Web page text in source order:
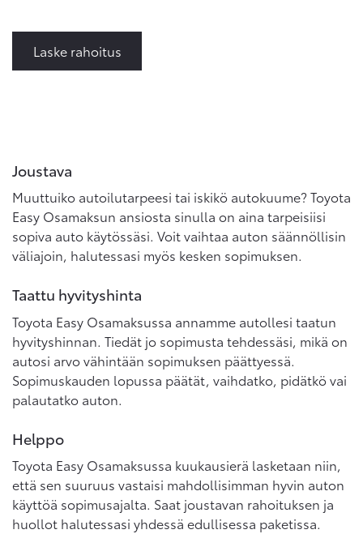
Laske rahoitus
Joustava
Muuttuiko autoilutarpeesi tai iskikö autokuume? Toyota
Easy Osamaksun ansiosta sinulla on aina tarpeisiisi
sopiva auto käytössäsi. Voit vaihtaa auton säännöllisin
väliajoin, halutessasi myös kesken sopimuksen.
Taattu hyvityshinta
Toyota Easy Osamaksussa annamme autollesi taatun
hyvityshinnan. Tiedät jo sopimusta tehdessäsi, mikä on
autosi arvo vähintään sopimuksen päättyessä.
Sopimuskauden lopussa päätät, vaihdatko, pidätkö vai
palautatko auton.
Helppo
Toyota Easy Osamaksussa kuukausierä lasketaan niin,
että sen suuruus vastaisi mahdollisimman hyvin auton
käyttöä sopimusajalta. Saat joustavan rahoituksen ja
huollot halutessasi yhdessä edullisessa paketissa.